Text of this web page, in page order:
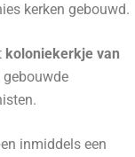
kerken gebouwd.
koloniekerkje van
gebouwde
inmiddels een